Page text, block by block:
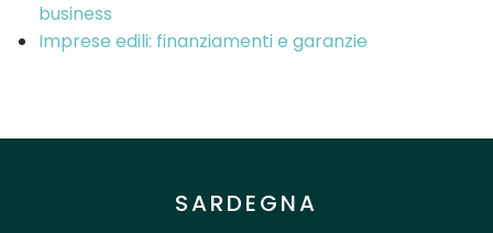
business
Imprese edili: finanziamenti e garanzie
SARDEGNA